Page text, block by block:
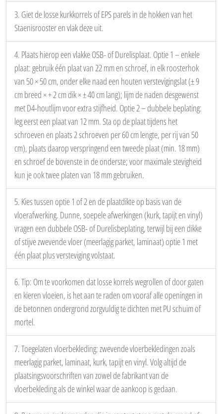
1. Plaats het vezelversterkte groene droogvloerrooster en stel het
met een schroevendraaier af op de juiste hoogte.
2. Lijm alle pootjes met PU-schuim aan de ondergrond, zodat de
afgestelde hoogte behouden blijft tijdens plaatsing. Bij het vroegere
zwart-gele Staenisrooster moesten per vierkante meter 8 extra
poten worden geplaatst en met kalk- of cementmortel worden
verstevigd; dankzij de vezelversterkte groene uitvoering is dat niet
langer nodig.
3. Giet de losse kurkkorrels of EPS parels in de hokken van het
Staenisrooster en vlak deze uit.
4. Plaats hierop een vlakke OSB- of Durelisplaat. Optie 1 – enkele
plaat: gebruik één plaat van 22 mm en schroef, in elk roosterhok
van 50 × 50 cm, onder elke naad een houten verstevigingslat (± 9
cm breed × + 2 cm dik × ± 40 cm lang); lijm de naden desgewenst
met D4-houtlijm voor extra stijfheid. Optie 2 – dubbele beplating:
leg eerst een plaat van 12 mm. Sta op de plaat tijdens het
schroeven en plaats 2 schroeven per 60 cm lengte, per rij van 50
cm), plaats daarop verspringend een tweede plaat (min. 18 mm)
en schroef de bovenste in de onderste; voor maximale stevigheid
kun je ook twee platen van 18 mm gebruiken.
5. Kies tussen optie 1 of 2 en de plaatdikte op basis van de
vloerafwerking. Dunne, soepele afwerkingen (kurk, tapijt en vinyl)
vragen een dubbele OSB- of Durelisbeplating, terwijl bij een dikke
of stijve zwevende vloer (meerlagig parket, laminaat) optie 1 met